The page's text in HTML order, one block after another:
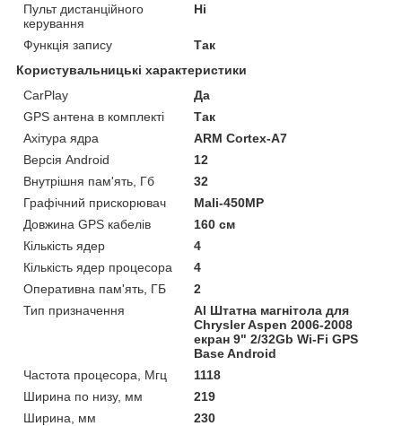
Пульт дистанційного
керування
Ні
Функція запису
Так
Користувальницькі характеристики
CarPlay
Да
GPS антена в комплекті
Так
Ахітура ядра
ARM Cortex-A7
Версія Android
12
Внутрішня пам'ять, Гб
32
Графічний прискорювач
Mali-450MP
Довжина GPS кабелів
160 см
Кількість ядер
4
Кількість ядер процесора
4
Оперативна пам'ять, ГБ
2
Тип призначення
Al Штатна магнітола для
Chrysler Aspen 2006-2008
екран 9" 2/32Gb Wi-Fi GPS
Base Android
Частота процесора, Мгц
1118
Ширина по низу, мм
219
Ширина, мм
230